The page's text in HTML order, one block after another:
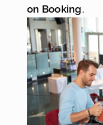
on Booking.